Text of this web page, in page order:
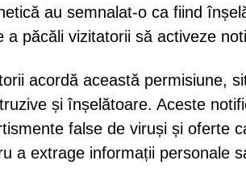
au semnalat-o ca fiind
a păcăli vizitatorii să activeze
acordă această permisiune,
și înșelătoare. Aceste
false de viruși și oferte
a extrage informații personale